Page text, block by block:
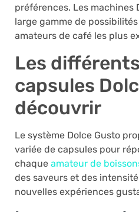
préférences. Les machines
large gamme de
amateurs de café les plus
Les
capsules
découvrir
Le système Dolce Gusto
variée de capsules pour
chaque amateur de
des saveurs et des
nouvelles expériences